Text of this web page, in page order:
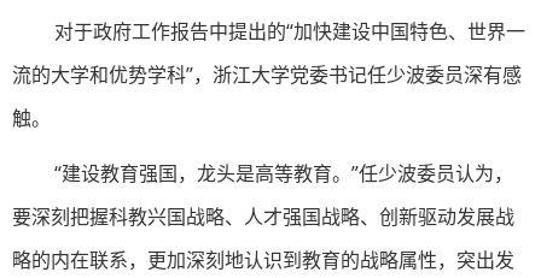
对于政府工作报告中提出的“加快建设中国特色、世界一
流的大学和优势学科”，浙江大学党委书记任少波委员深有感
触。
“建设教育强国，龙头是高等教育。”任少波委员认为，
要深刻把握科教兴国战略、人才强国战略、创新驱动发展战
略的内在联系，更加深刻地认识到教育的战略属性，突出发